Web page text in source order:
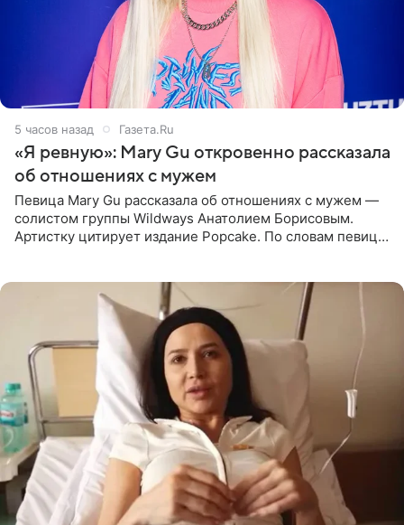
5 часов назад Газета.Ru
«Я ревную»: Mary Gu откровенно рассказала
об отношениях с мужем
Певица Mary Gu рассказала об отношениях с мужем —
солистом группы Wildways Анатолием Борисовым.
Артистку цитирует издание Popcake. По словам певицы,